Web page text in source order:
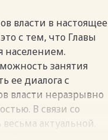
власти в настоящее
с тем, что Главы
населением.
занятия
ее диалога с
власти неразрывно
В связи со
актуальной.